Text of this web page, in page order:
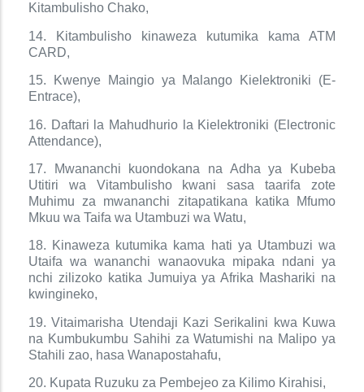
Kitambulisho Chako,
14. Kitambulisho kinaweza kutumika kama ATM
CARD,
15. Kwenye Maingio ya Malango Kielektroniki (E-
Entrace),
16. Daftari la Mahudhurio la Kielektroniki (Electronic
Attendance),
17. Mwananchi kuondokana na Adha ya Kubeba
Utitiri wa Vitambulisho kwani sasa taarifa zote
Muhimu za mwananchi zitapatikana katika Mfumo
Mkuu wa Taifa wa Utambuzi wa Watu,
18. Kinaweza kutumika kama hati ya Utambuzi wa
Utaifa wa wananchi wanaovuka mipaka ndani ya
nchi zilizoko katika Jumuiya ya Afrika Mashariki na
kwingineko,
19. Vitaimarisha Utendaji Kazi Serikalini kwa Kuwa
na Kumbukumbu Sahihi za Watumishi na Malipo ya
Stahili zao, hasa Wanapostahafu,
20. Kupata Ruzuku za Pembejeo za Kilimo Kirahisi,